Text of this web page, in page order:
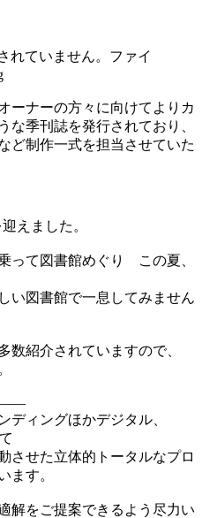
ーナーの方々に向けてよりカ
な季刊誌を発行されており、
ど制作一式を担当させていた
えました。
って図書館めぐり この夏、
い図書館で一息してみません
数紹介されていますので、
ディングほかデジタル、
させた立体的トータルなプロ
ます。
解をご提案できるよう尽力い